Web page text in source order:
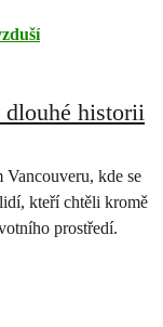
historii
Vancouveru, kde se
kteří chtěli kromě
prostředí.